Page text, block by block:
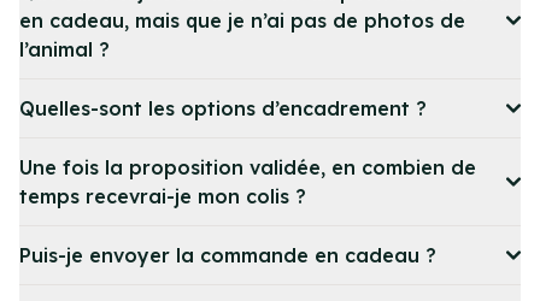
en cadeau, mais que je n’ai pas de photos de
l’animal ?
Quelles-sont les options d’encadrement ?
Une fois la proposition validée, en combien de
temps recevrai-je mon colis ?
Puis-je envoyer la commande en cadeau ?